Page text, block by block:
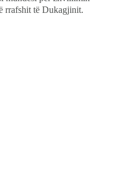
rrafshit të Dukagjinit.